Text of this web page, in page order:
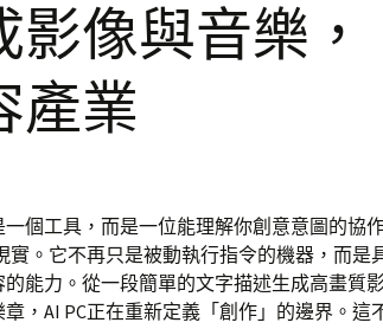
像與音樂，
產業
個工具，而是一位能理解你創意意圖的協
實。它不再只是被動執行指令的機器，而是
能力。從一段簡單的文字描述生成高畫質
，AI PC正在重新定義「創作」的邊界。這